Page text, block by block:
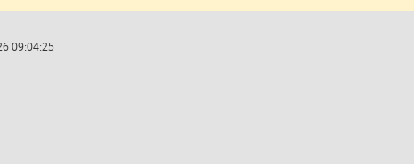
09:04:25